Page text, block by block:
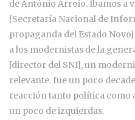
de António Arroio. Íbamos a
[Secretaría Nacional de
propaganda del Estado
a los modernistas de la
[director del SNI], un
relevante. fue un poco
reacción tanto política como
un poco de izquierdas.